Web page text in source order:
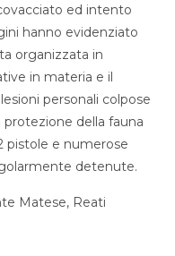
ed intento
hanno evidenziato
organizzata in
in materia e il
personali colpose
della fauna
pistole e numerose
detenute.
Matese, Reati